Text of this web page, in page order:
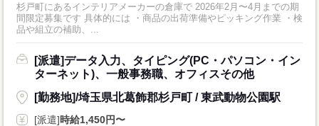
杉戸町にあるインテリアメーカーの倉庫で 2026年2月〜4月までの期
間限定募集です 具体的には ・商品の出荷準備やピッキング作業 ・検
品や組立の補助、...
[派遣]データ入力、タイピング(PC・パソコン・イン
ターネット)、一般事務職、オフィスその他
[勤務地]/埼玉県北葛飾郡杉戸町 / 東武動物公園駅
[派遣]時給1,450円〜